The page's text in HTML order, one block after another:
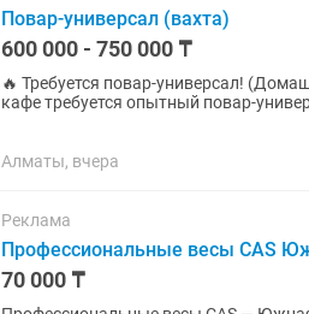
Повар-универсал (вахта)
600 000 - 750 000 ₸
🔥 Требуется повар-универсал! (Домашняя и
кафе требуется опытный повар-
Алматы, вчера
Реклама
Профессиональные весы CAS
70 000 ₸